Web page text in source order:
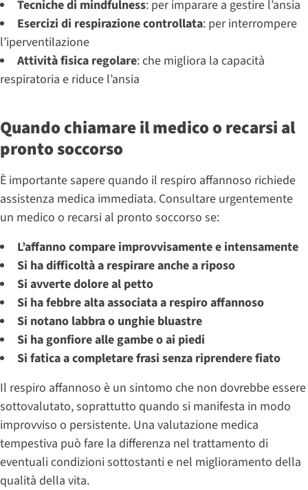
Tecniche di mindfulness: per imparare a gestire l’ansia
Esercizi di respirazione controllata: per interrompere
l’iperventilazione
Attività fisica regolare: che migliora la capacità
respiratoria e riduce l’ansia
Quando chiamare il medico o recarsi al
pronto soccorso
È importante sapere quando il respiro affannoso richiede
assistenza medica immediata. Consultare urgentemente
un medico o recarsi al pronto soccorso se:
L’affanno compare improvvisamente e intensamente
Si ha difficoltà a respirare anche a riposo
Si avverte dolore al petto
Si ha febbre alta associata a respiro affannoso
Si notano labbra o unghie bluastre
Si ha gonfiore alle gambe o ai piedi
Si fatica a completare frasi senza riprendere fiato
Il respiro affannoso è un sintomo che non dovrebbe essere
sottovalutato, soprattutto quando si manifesta in modo
improvviso o persistente. Una valutazione medica
tempestiva può fare la differenza nel trattamento di
eventuali condizioni sottostanti e nel miglioramento della
qualità della vita.